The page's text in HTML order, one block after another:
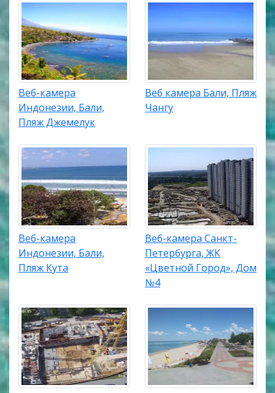
Веб-камера
Индонезии, Бали,
Пляж Джемелук
Веб камера Бали, Пляж
Чангу
Веб-камера
Индонезии, Бали,
Пляж Кута
Веб-камера Санкт-
Петербурга, ЖК
«Цветной Город», Дом
№4